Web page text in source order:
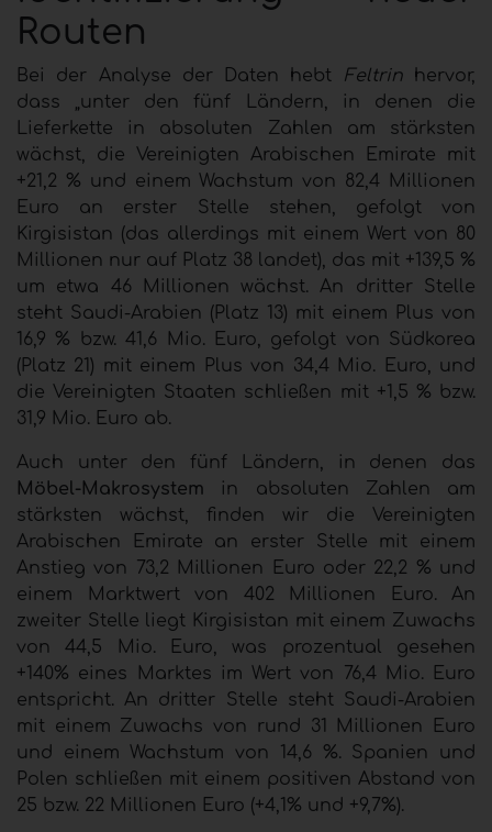
Routen
Bei der Analyse der Daten hebt Feltrin hervor,
dass „unter den fünf Ländern, in denen die
Lieferkette in absoluten Zahlen am stärksten
wächst, die Vereinigten Arabischen Emirate mit
+21,2 % und einem Wachstum von 82,4 Millionen
Euro an erster Stelle stehen, gefolgt von
Kirgisistan (das allerdings mit einem Wert von 80
Millionen nur auf Platz 38 landet), das mit +139,5 %
um etwa 46 Millionen wächst. An dritter Stelle
steht Saudi-Arabien (Platz 13) mit einem Plus von
16,9 % bzw. 41,6 Mio. Euro, gefolgt von Südkorea
(Platz 21) mit einem Plus von 34,4 Mio. Euro, und
die Vereinigten Staaten schließen mit +1,5 % bzw.
31,9 Mio. Euro ab.
Auch unter den fünf Ländern, in denen das
Möbel-Makrosystem in absoluten Zahlen am
stärksten wächst, finden wir die Vereinigten
Arabischen Emirate an erster Stelle mit einem
Anstieg von 73,2 Millionen Euro oder 22,2 % und
einem Marktwert von 402 Millionen Euro. An
zweiter Stelle liegt Kirgisistan mit einem Zuwachs
von 44,5 Mio. Euro, was prozentual gesehen
+140% eines Marktes im Wert von 76,4 Mio. Euro
entspricht. An dritter Stelle steht Saudi-Arabien
mit einem Zuwachs von rund 31 Millionen Euro
und einem Wachstum von 14,6 %. Spanien und
Polen schließen mit einem positiven Abstand von
25 bzw. 22 Millionen Euro (+4,1% und +9,7%).